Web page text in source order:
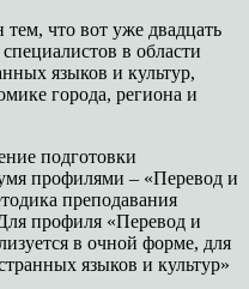
что вот уже двадцать
в области
языков и культур,
города, региона и
подготовки
профилями – «Перевод и
преподавания
профиля «Перевод и
в очной форме, для
языков и культур»